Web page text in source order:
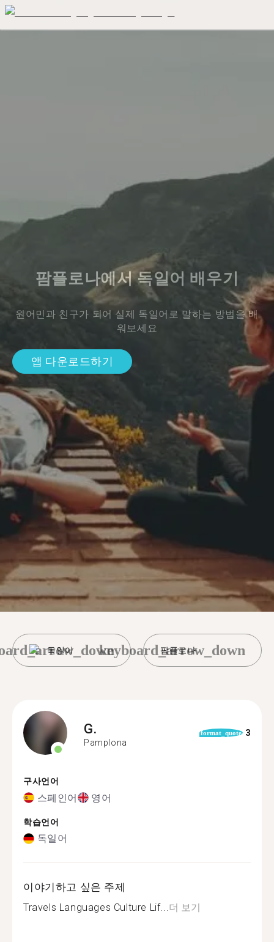
팜플로나에서 독일어 배우기
원어민과 친구가 되어 실제 독일어로 말하는 방법을 배
워보세요
앱 다운로드하기
독일어 팜플로나
keyboard_arrow_down
G.
Pamplona
format_quote 3
구사언어
스페인어 영어
학습언어
독일어
이야기하고 싶은 주제
Travels Languages Culture Lif...더 보기